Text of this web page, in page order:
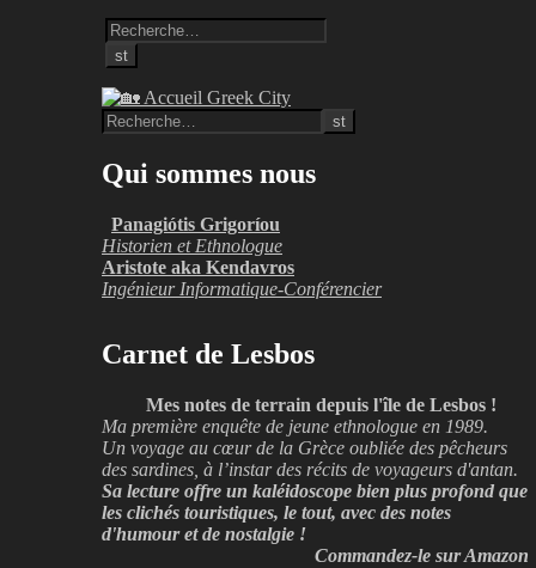
Qui sommes nous
Panagiótis Grigoríou
Historien et Ethnologue
Aristote aka Kendavros
Ingénieur Informatique-Conférencier
Carnet de Lesbos
Mes notes de terrain depuis l'île de Lesbos !
Ma première enquête de jeune ethnologue en 1989.
Un voyage au cœur de la Grèce oubliée des pêcheurs
des sardines, à l’instar des récits de voyageurs d'antan.
Sa lecture offre un kaléidoscope bien plus profond que
les clichés touristiques, le tout, avec des notes
d'humour et de nostalgie !
Commandez-le sur Amazon